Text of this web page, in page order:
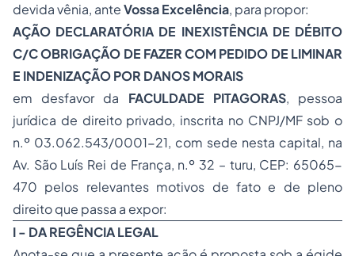
devida vênia, anteVossa Excelência, para propor:
AÇÃO DECLARATÓRIA DE INEXISTÊNCIA DE DÉBITO
C/COBRIGAÇÃO DE FAZER COM PEDIDO DE LIMINAR
E INDENIZAÇÃO POR DANOS MORAIS
em desfavor da FACULDADE PITAGORAS, pessoa
jurídica de direito privado, inscrita no CNPJ/MF sob o
n.º 03.062.543/0001-21, com sede nesta capital, na
Av. São Luís Rei de França, n.º 32 – turu, CEP: 65065-
470 pelos relevantes motivos de fato e de pleno
direito que passa a expor:
I - DA REGÊNCIA LEGAL